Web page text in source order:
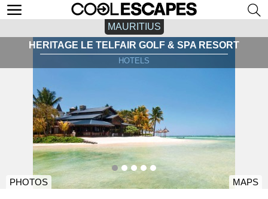
MAURITIUS
HERITAGE LE TELFAIR GOLF & SPA RESORT
HOTELS
PHOTOS MAPS